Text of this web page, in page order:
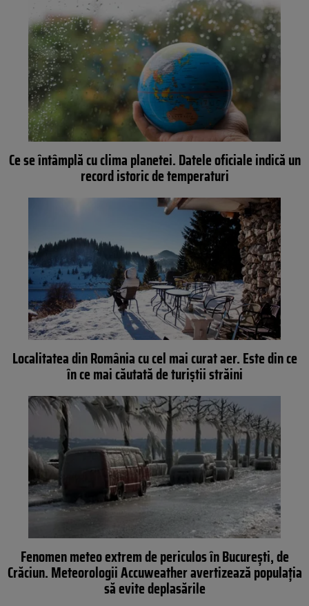
Ce se întâmplă cu clima planetei. Datele oficiale indică un
record istoric de temperaturi
Localitatea din România cu cel mai curat aer. Este din ce
în ce mai căutată de turiștii străini
Fenomen meteo extrem de periculos în București, de
Crăciun. Meteorologii Accuweather avertizează populația
să evite deplasările